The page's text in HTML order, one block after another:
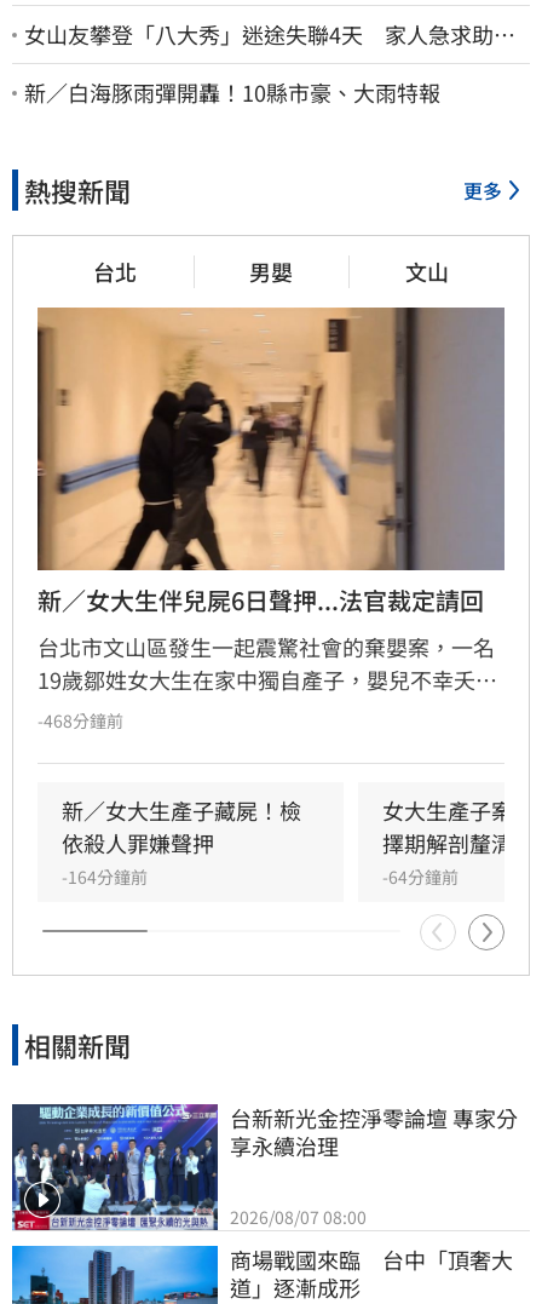
女山友攀登「八大秀」迷途失聯4天 家人急求助：
剩我媽還沒找到
新／白海豚雨彈開轟！10縣市豪、大雨特報
熱搜新聞 更多
台北 男嬰 文山
新／女大生伴兒屍6日聲押...法官裁定請回
台北市文山區發生一起震驚社會的棄嬰案，一名
19歲鄒姓女大生在家中獨自產子，嬰兒不幸夭折
後，她竟將遺體藏於房內數日，直至飄散異味才
女雖涉犯殺人罪嫌重大，且有湮滅證據之虞遭檢
方聲請羈押，但台北地方法院審理後，認定其無
逃亡之虞，裁定無保請回。此案揭露了年輕女性
隱匿懷孕的社會隱憂，全案目前正由檢警深入調
查中，釐清嬰兒死亡真相與鄒女當時的犯罪動
機，後續司法進度備受各界高度關注。
-468分鐘前
新／女大生產子藏屍！檢
依殺人罪嫌聲押
-164分鐘前
女大生產子案
擇期解剖釐清死
-64分鐘前
相關新聞
台新新光金控淨零論壇 專家分
享永續治理
2026/08/07 08:00
商場戰國來臨　台中「頂奢大
道」逐漸成形